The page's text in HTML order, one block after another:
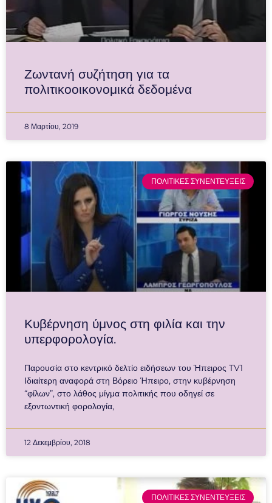
Ζωντανή συζήτηση για τα
πολιτικοοικονομικά δεδομένα
8 Μαρτίου, 2019
ΠΟΛΙΤΙΚΕΣ ΣΥΝΕΝΤΕΥΞΕΙΣ
Κυβέρνηση ύμνος στη φιλία και την
υπερφορολογία.
Παρουσία στο κεντρικό δελτίο ειδήσεων του Ήπειρος TV1
Ιδιαίτερη αναφορά στη Βόρειο Ήπειρο, στην κυβέρνηση
“φίλων”, στο λάθος μίγμα πολιτικής που οδηγεί σε
εξοντωντική φορολογία,
12 Δεκεμβρίου, 2018
ΠΟΛΙΤΙΚΕΣ ΣΥΝΕΝΤΕΥΞΕΙΣ